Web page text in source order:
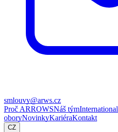
smlouvy@arws.cz
Proč ARROWSNáš týmInternational
oboryNovinkyKariéraKontakt
CZ